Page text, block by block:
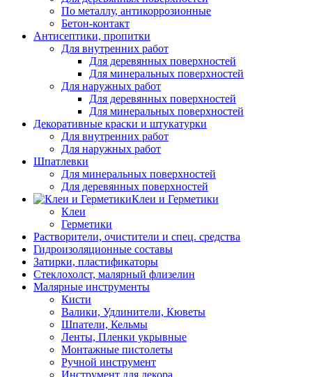
По металлу, антикоррозионные
Бетон-контакт
Антисептики, пропитки
Для внутренних работ
Для деревянных поверхностей
Для минеральных поверхностей
Для наружных работ
Для деревянных поверхностей
Для минеральных поверхностей
Декоративные краски и штукатурки
Для внутренних работ
Для наружных работ
Шпатлевки
Для минеральных поверхностей
Для деревянных поверхностей
Клеи и Герметики
Клеи
Герметики
Растворители, очистители и спец. средства
Гидроизоляционные составы
Затирки, пластификаторы
Стеклохолст, малярный флизелин
Малярные инструменты
Кисти
Валики, Удлинители, Кюветы
Шпатели, Кельмы
Ленты, Пленки укрывные
Монтажные пистолеты
Ручной инструмент